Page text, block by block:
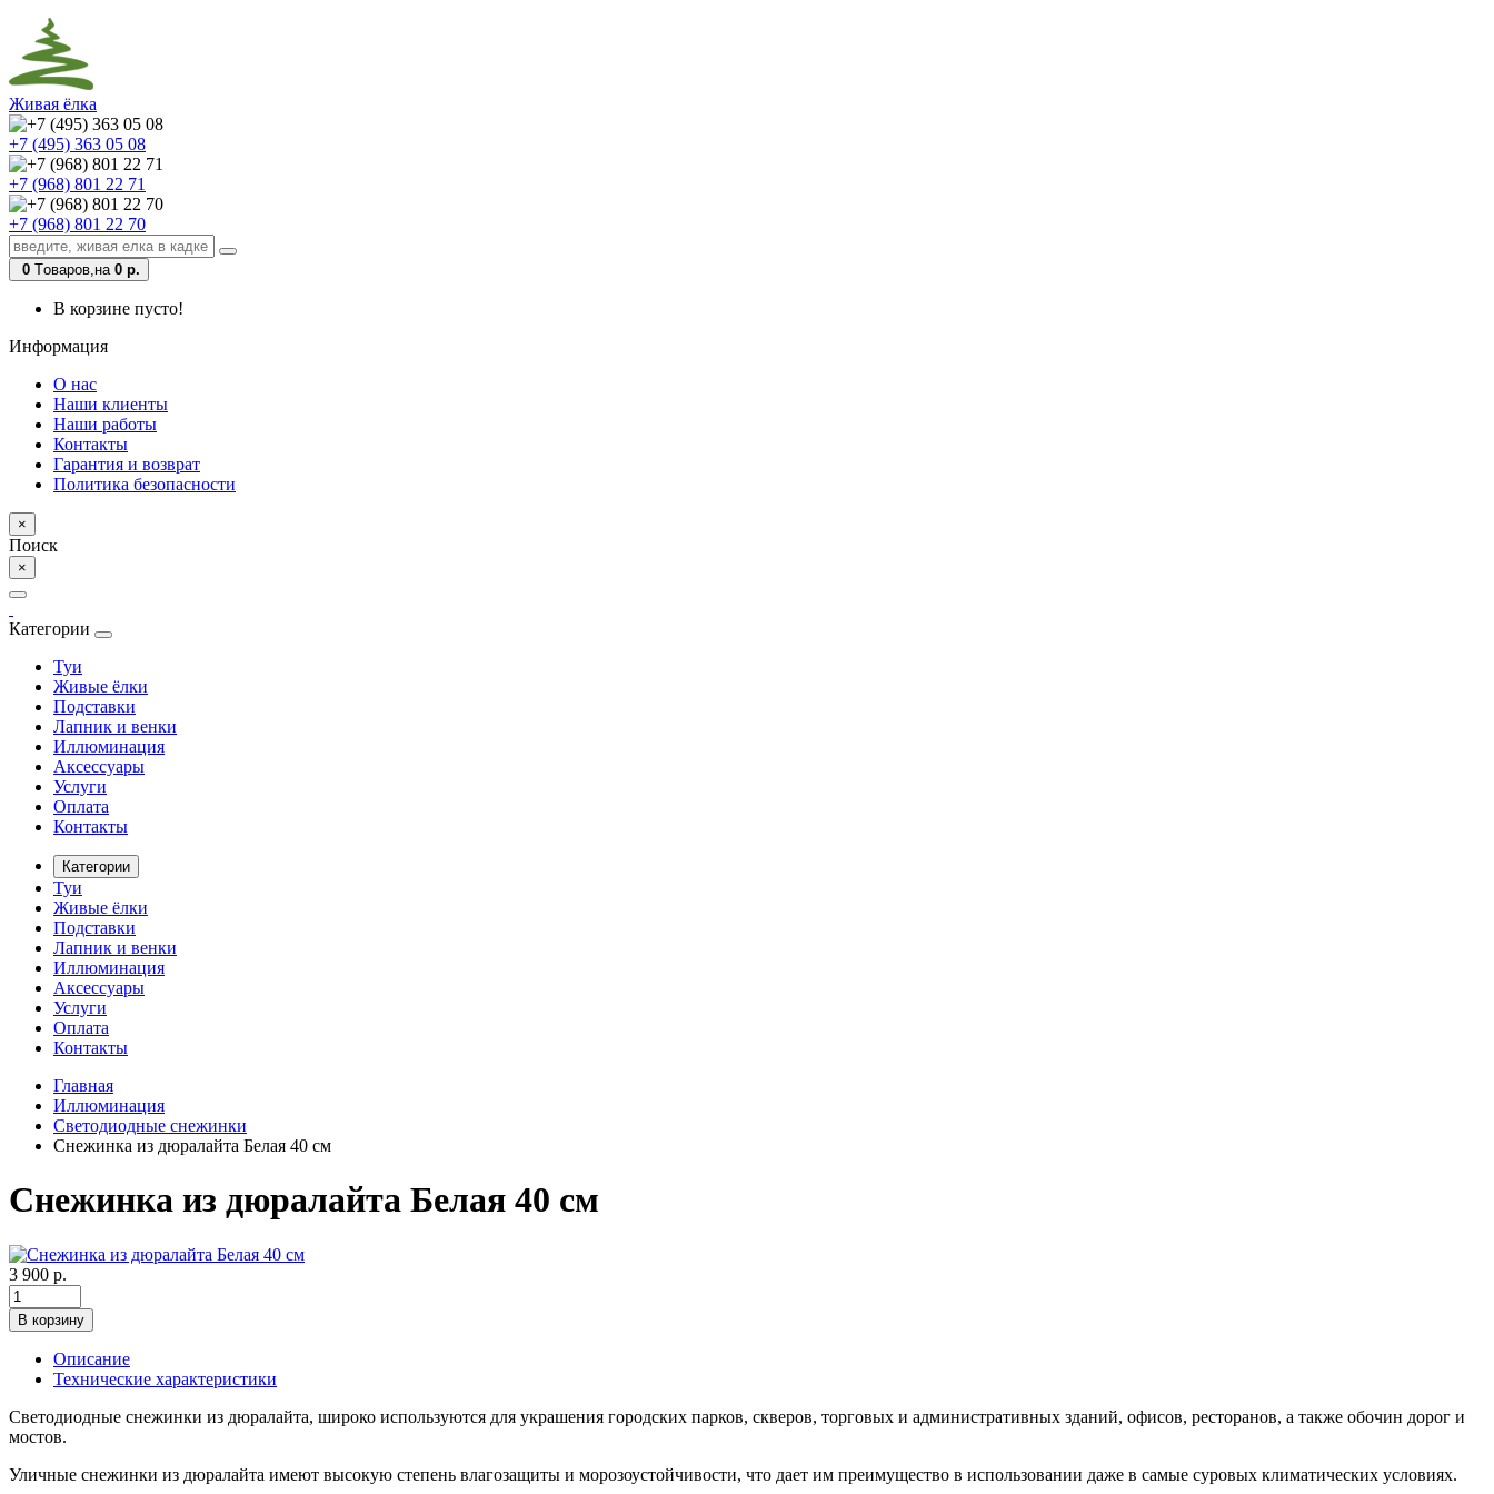
Живая ёлка
+7 (495) 363 05 08
+7 (968) 801 22 71
+7 (968) 801 22 70
0 Tоваров,на 0 р.
В корзине пусто!
Информация
О нас
Наши клиенты
Наши работы
Контакты
Гарантия и возврат
Политика безопасности
×
Поиск
×
Категории
Туи
Живые ёлки
Подставки
Лапник и венки
Иллюминация
Аксессуары
Услуги
Оплата
Контакты
Категории
Туи
Живые ёлки
Подставки
Лапник и венки
Иллюминация
Аксессуары
Услуги
Оплата
Контакты
Главная
Иллюминация
Светодиодные снежинки
Снежинка из дюралайта Белая 40 см
Снежинка из дюралайта Белая 40 см
3 900 р.
В корзину
Описание
Технические характеристики
Светодиодные снежинки из дюралайта, широко используются для украшения городских парков, скверов, торговых и административных зданий, офисов, ресторанов, а также обочин дорог и
мостов.
Уличные снежинки из дюралайта имеют высокую степень влагозащиты и морозоустойчивости, что дает им преимущество в использовании даже в самые суровых климатических условиях.